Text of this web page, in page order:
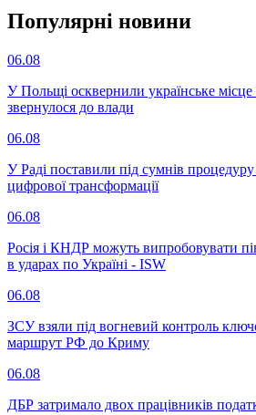
Популярнi новини
06.08
У Польщі осквернили українське
звернулося до влади
06.08
У Раді поставили під сумнів процедуру
цифрової трансформації
06.08
Росія і КНДР можуть випробовувати
в ударах по Україні - ISW
06.08
ЗСУ взяли під вогневий контроль
маршрут РФ до Криму
06.08
ДБР затримало двох працівників